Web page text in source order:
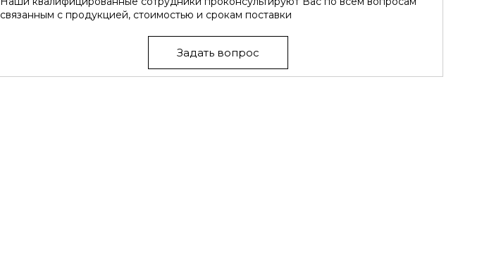
связанным с продукцией, стоимостью и срокам поставки
Задать вопрос